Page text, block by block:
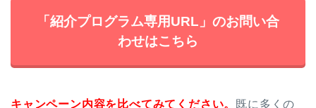
「紹介プログラム専用URL」のお問い合
わせはこちら
キャンペーン内容を比べてみてください。
既に多くの